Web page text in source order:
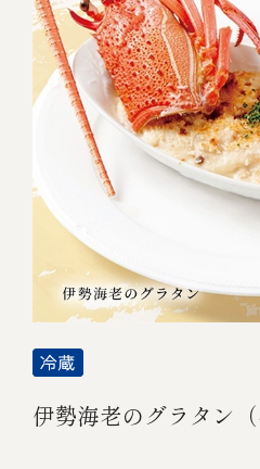
伊勢海老のグラタン（